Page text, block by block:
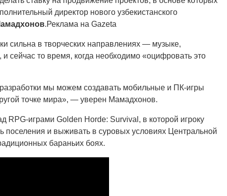
директор нового узбекистанского
.Реклама на Gazeta
сильна в творческих направлениях — музыке,
сейчас то время, когда необходимо «оцифровать это
мы можем создавать мобильные и ПК-игры
точке мира», — уверен Мамадхонов.
RPG-играми Golden Horde: Survival, в которой игроку
поселения и выживать в суровых условиях Центральной
бараньих боях.